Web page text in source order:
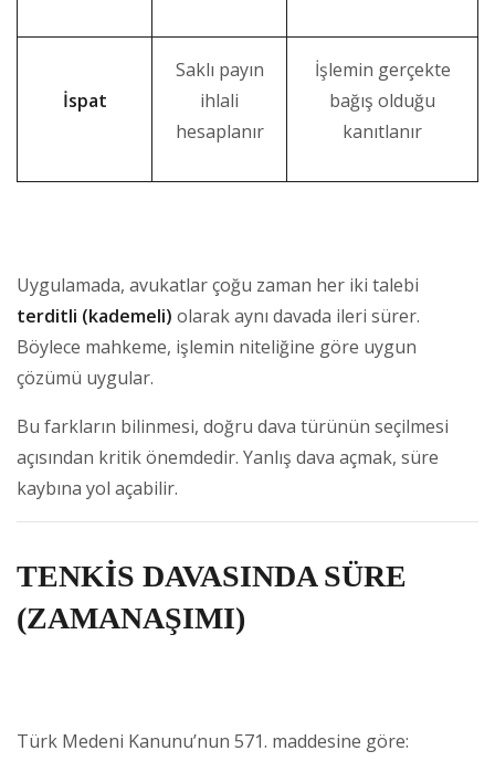
İspat
Saklı payın
ihlali
hesaplanır
İşlemin gerçekte
bağış olduğu
kanıtlanır
Uygulamada, avukatlar çoğu zaman her iki talebi
terditli (kademeli) olarak aynı davada ileri sürer.
Böylece mahkeme, işlemin niteliğine göre uygun
çözümü uygular.
Bu farkların bilinmesi, doğru dava türünün seçilmesi
açısından kritik önemdedir. Yanlış dava açmak, süre
kaybına yol açabilir.
TENKİS DAVASINDA SÜRE
(ZAMANAŞIMI)
Türk Medeni Kanunu’nun 571. maddesine göre: